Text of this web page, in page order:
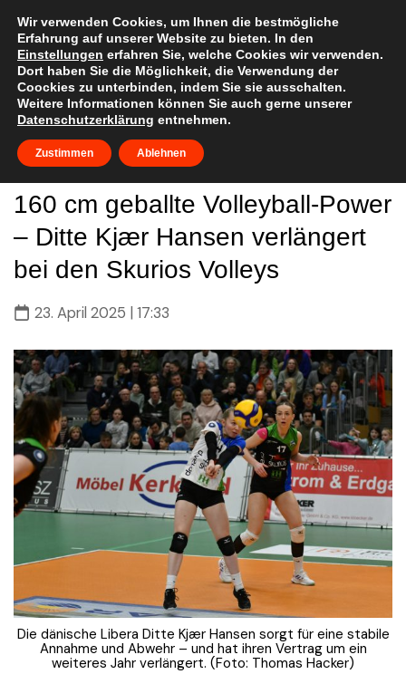
content
160 cm geballte Volleyball-Power
– Ditte Kjær Hansen verlängert
bei den Skurios Volleys
23. April 2025 | 17:33
Die dänische Libera Ditte Kjær Hansen sorgt für eine stabile
Annahme und Abwehr – und hat ihren Vertrag um ein
weiteres Jahr verlängert. (Foto: Thomas Hacker)
Wir verwenden Cookies, um Ihnen die bestmögliche
Erfahrung auf unserer Website zu bieten. In den
Einstellungen erfahren Sie, welche Cookies wir verwenden.
Dort haben Sie die Möglichkeit, die Verwendung der
Coockies zu unterbinden, indem Sie sie ausschalten.
Weitere Informationen können Sie auch gerne unserer
Datenschutzerklärung entnehmen.
Zustimmen Ablehnen